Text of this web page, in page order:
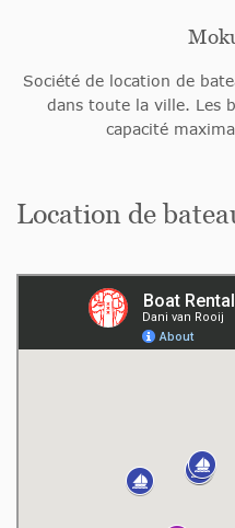
Société de location de
dans toute la ville. Les
capacité
Location de